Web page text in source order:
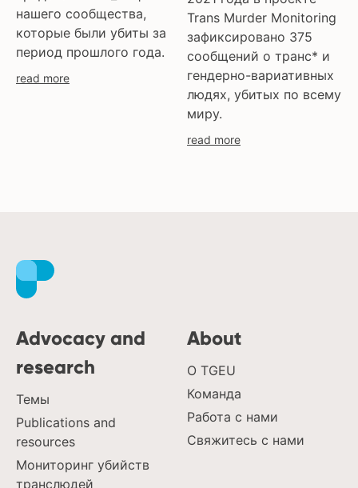
нашего сообщества,
которые были убиты за
период прошлого года.
read more
Trans Murder Monitoring
зафиксировано 375
сообщений о транс* и
гендерно-вариативных
людях, убитых по всему
миру.
read more
Advocacy and
research
Темы
Publications and
resources
Мониторинг убийств
транслюдей
About
О TGEU
Команда
Работа с нами
Свяжитесь с нами